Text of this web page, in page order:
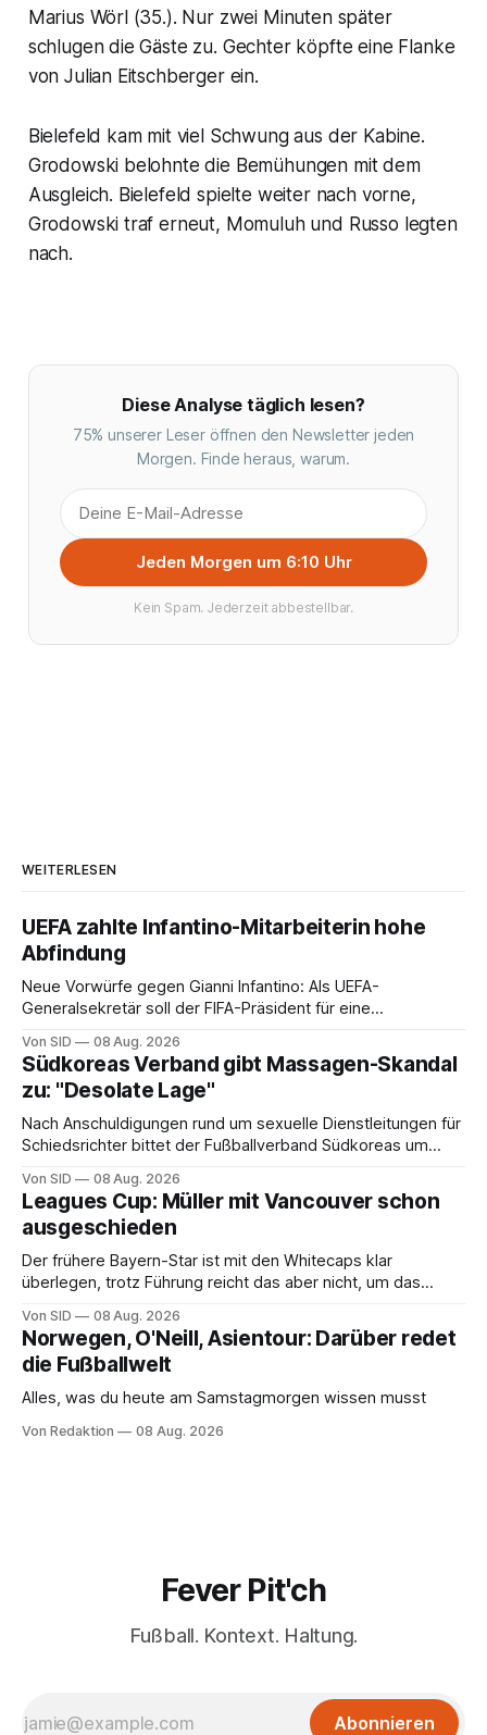
Marius Wörl (35.). Nur zwei Minuten später
schlugen die Gäste zu. Gechter köpfte eine Flanke
von Julian Eitschberger ein.
Bielefeld kam mit viel Schwung aus der Kabine.
Grodowski belohnte die Bemühungen mit dem
Ausgleich. Bielefeld spielte weiter nach vorne,
Grodowski traf erneut, Momuluh und Russo legten
nach.
Diese Analyse täglich lesen?
75% unserer Leser öffnen den Newsletter jeden
Morgen. Finde heraus, warum.
Jeden Morgen um 6:10 Uhr
Kein Spam. Jederzeit abbestellbar.
WEITERLESEN
UEFA zahlte Infantino-Mitarbeiterin hohe
Abfindung
Neue Vorwürfe gegen Gianni Infantino: Als UEFA-
Generalsekretär soll der FIFA-Präsident für eine
Von SID 08 Aug. 2026
Südkoreas Verband gibt Massagen-Skandal
zu: "Desolate Lage"
Nach Anschuldigungen rund um sexuelle Dienstleitungen für
Schiedsrichter bittet der Fußballverband Südkoreas um
Von SID 08 Aug. 2026
Leagues Cup: Müller mit Vancouver schon
ausgeschieden
Der frühere Bayern-Star ist mit den Whitecaps klar
überlegen, trotz Führung reicht das aber nicht, um das
Von SID 08 Aug. 2026
Norwegen, O'Neill, Asientour: Darüber redet
die Fußballwelt
Alles, was du heute am Samstagmorgen wissen musst
Von Redaktion 08 Aug. 2026
Fever Pit'ch
Fußball. Kontext. Haltung.
Abonnieren